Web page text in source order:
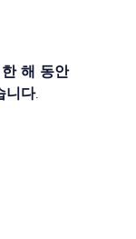
해 동안
니다.